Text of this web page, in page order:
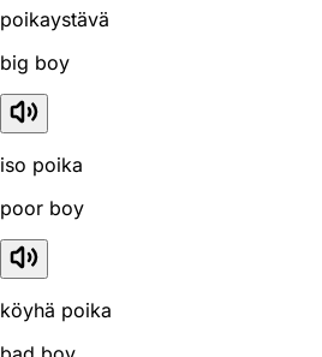
poikaystävä
big boy
iso poika
poor boy
köyhä poika